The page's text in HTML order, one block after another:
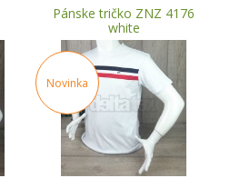
Pánske tričko ZNZ 4176
white
Novinka